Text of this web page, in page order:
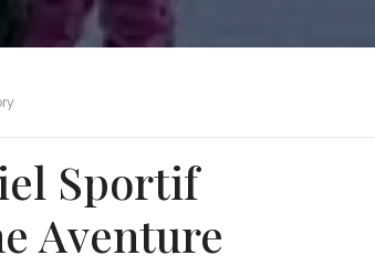
Sportif
Aventure